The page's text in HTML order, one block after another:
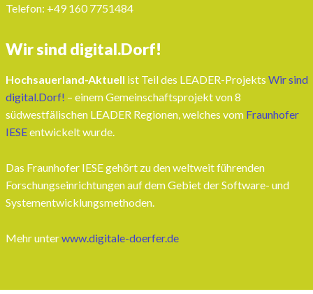
Telefon: ‭+49 160 7751484‬
Wir sind digital.Dorf!
Hochsauerland-Aktuell ist Teil des LEADER-Projekts Wir sind
digital.Dorf! – einem Gemeinschaftsprojekt von 8
südwestfälischen LEADER Regionen, welches vom Fraunhofer
IESEentwickelt wurde.
Das Fraunhofer IESE gehört zu den weltweit führenden
Forschungseinrichtungen auf dem Gebiet der Software- und
Systementwicklungsmethoden.
Mehr unterwww.digitale-doerfer.de